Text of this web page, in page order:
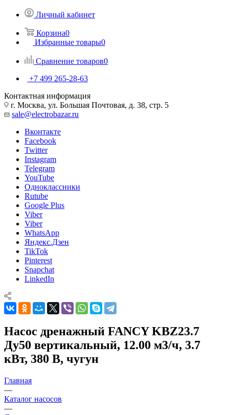
Личный кабинет
Корзина0
Избранные товары0
Сравнение товаров0
+7 499 265-28-63
Контактная информация
г. Москва, ул. Большая Почтовая, д. 38, стр. 5
sale@electrobazar.ru
Вконтакте
Facebook
Twitter
Instagram
Telegram
YouTube
Одноклассники
Rutube
Google Plus
Viber
Viber
WhatsApp
Яндекс.Дзен
TikTok
Pinterest
Snapchat
LinkedIn
Насос дренажный FANCY KBZ23.7
Ду50 вертикальный, 12.00 м3/ч, 3.7
кВт, 380 В, чугун
Главная
—
Каталог насосов
—